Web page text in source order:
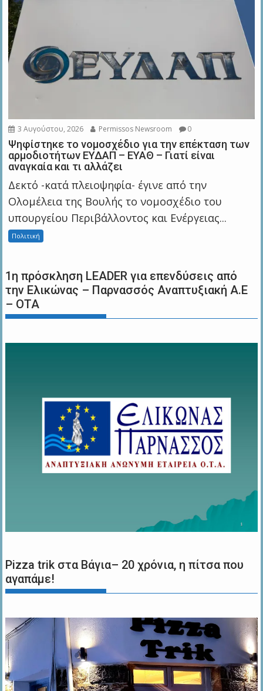
3 Αυγούστου, 2026 Permissos Newsroom 0
Ψηφίστηκε το νομοσχέδιο για την επέκταση των
αρμοδιοτήτων ΕΥΔΑΠ – ΕΥΑΘ – Γιατί είναι
αναγκαία και τι αλλάζει
Δεκτό -κατά πλειοψηφία- έγινε από την
Ολομέλεια της Βουλής το νομοσχέδιο του
υπουργείου Περιβάλλοντος και Ενέργειας...
Πολιτική
1η πρόσκληση LEADER για επενδύσεις από
την Ελικώνας – Παρνασσός Αναπτυξιακή Α.Ε
– ΟΤΑ
Pizza trik στα Βάγια– 20 χρόνια, η πίτσα που
αγαπάμε!